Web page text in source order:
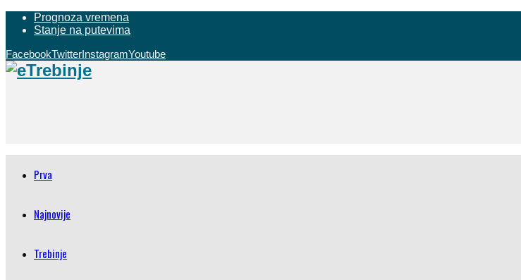
Prognoza vremena
Stanje na putevima
FacebookTwitterInstagramYoutube
Prva
Najnovije
Trebinje